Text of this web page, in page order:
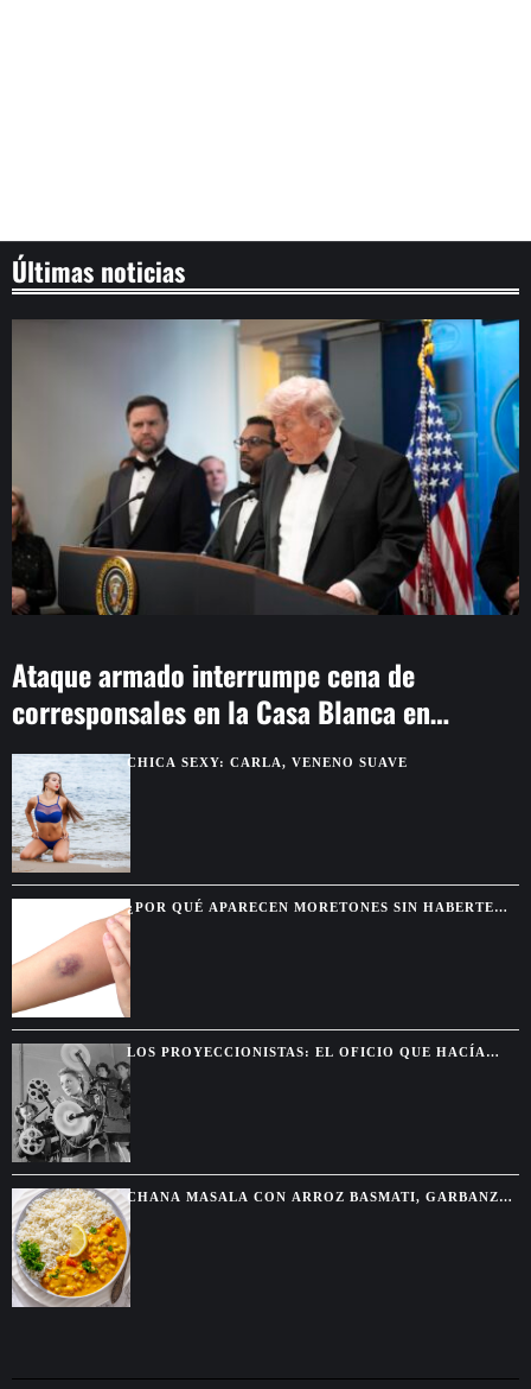
Últimas noticias
Ataque armado interrumpe cena de
corresponsales en la Casa Blanca en
WashingtonCHICA SEXY: CARLA, VENENO SUAVE
¿POR QUÉ APARECEN MORETONES SIN HABERTE
GOLPEADO? SEÑALES QUE CONVIENE REVISAR
LOS PROYECCIONISTAS: EL OFICIO QUE HACÍA
POSIBLE LA MAGIA DEL CINE
CHANA MASALA CON ARROZ BASMATI, GARBANZOS
ESPECIADOS Y SALSA CREMOSA